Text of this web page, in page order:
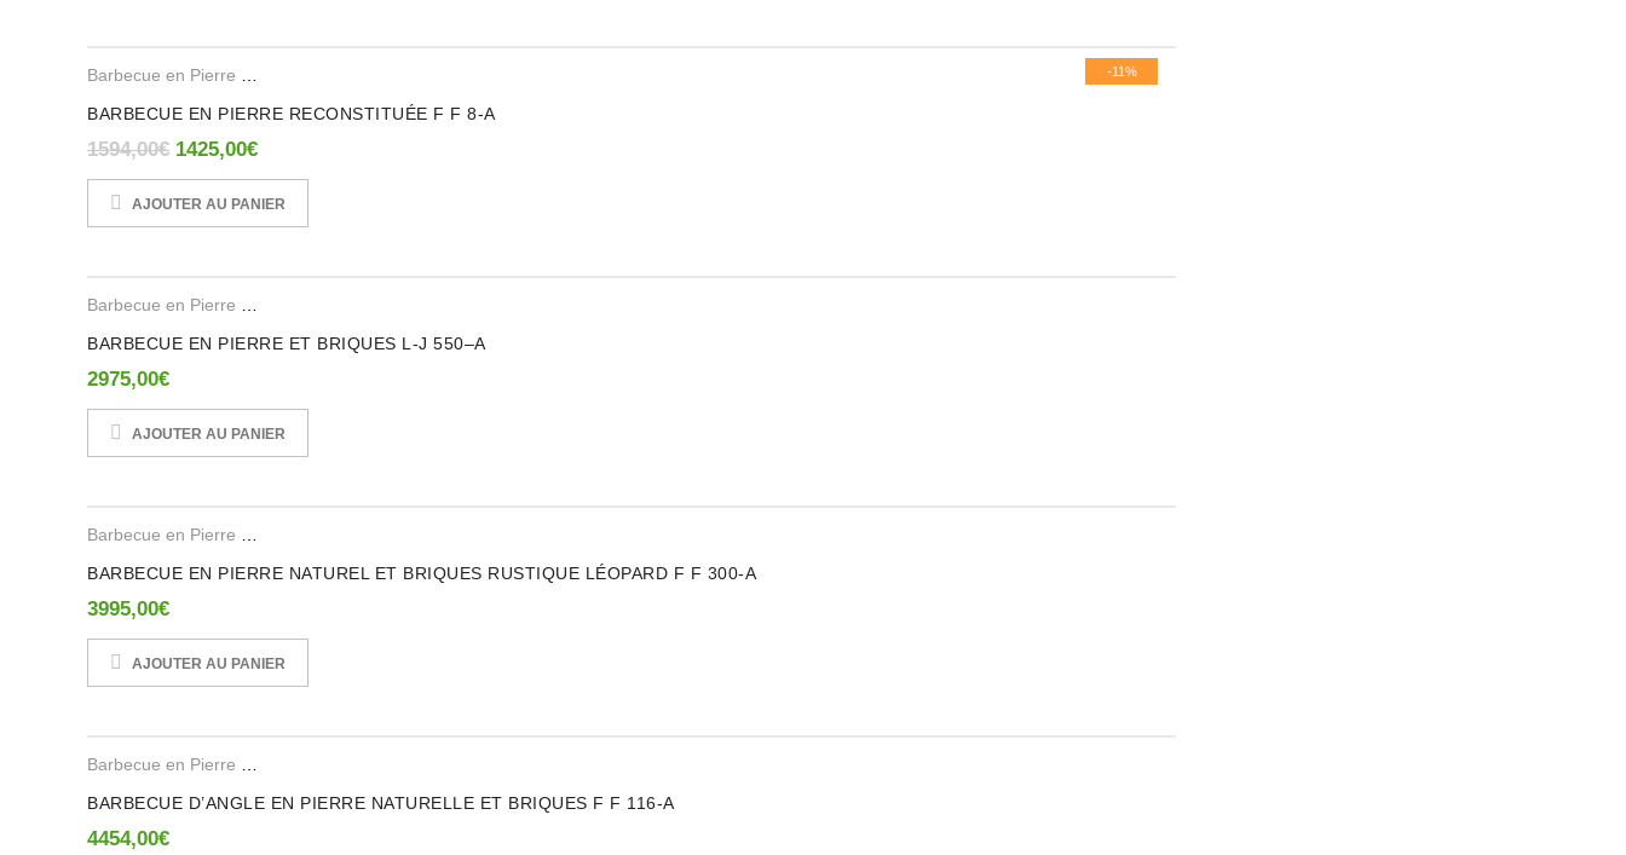
Seuls les clients connectés ayant acheté ce produit ont la possibilité de laisser un avis.
-11%
BARBECUE EN PIERRE RECONSTITUÉE F F 8-A
1594,00€ Le prix initial était : 1594,00€.
1425,00€Le prix actuel est : 1425,00€.
AJOUTER AU PANIER
BARBECUE EN PIERRE ET BRIQUES L-J 550–A
2975,00€
AJOUTER AU PANIER
BARBECUE EN PIERRE NATUREL ET BRIQUES RUSTIQUE LÉOPARD F F 300-A
3995,00€
AJOUTER AU PANIER
BARBECUE D’ANGLE EN PIERRE NATURELLE ET BRIQUES F F 116-A
4454,00€